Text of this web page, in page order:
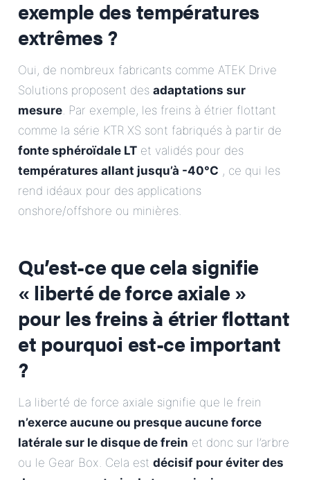
exemple des températures
extrêmes ?
Oui, de nombreux fabricants comme ATEK Drive
Solutions proposent des adaptations sur
mesure. Par exemple, les freins à étrier flottant
comme la série KTR XS sont fabriqués à partir de
fonte sphéroïdale LT et validés pour des
températures allant jusqu’à -40°C , ce qui les
rend idéaux pour des applications
onshore/offshore ou minières.
Qu’est-ce que cela signifie
« liberté de force axiale »
pour les freins à étrier flottant
et pourquoi est-ce important
?
La liberté de force axiale signifie que le frein
n’exerce aucune ou presque aucune force
latérale sur le disque de frein et donc sur l’arbre
ou le Gear Box. Cela est décisif pour éviter des